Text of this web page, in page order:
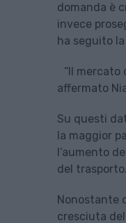
domanda è
invece
ha seguito
“Il
affermato
Su questi
la maggior
l’aumento
del trasporto.
Nonostante
cresciuta